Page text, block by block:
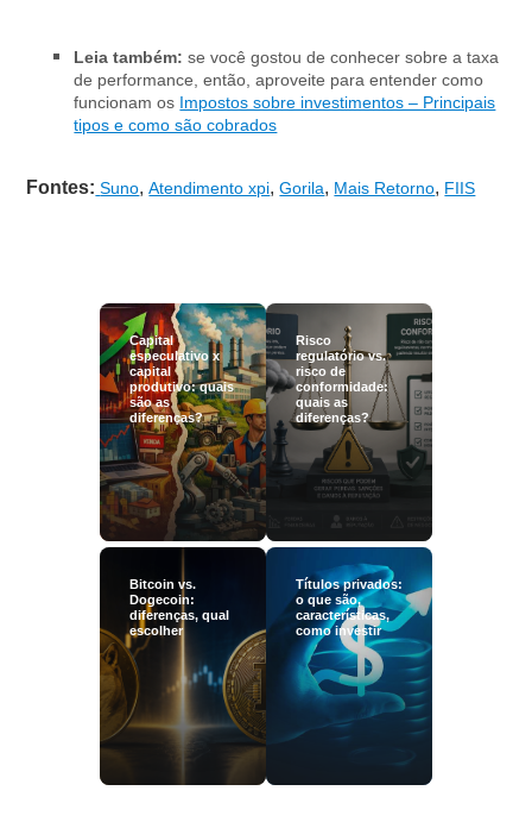
Leia também: se você gostou de conhecer sobre a taxa
de performance, então, aproveite para entender como
funcionam os Impostos sobre investimentos – Principais
tipos e como são cobrados
Fontes: Suno, Atendimento xpi,Gorila, Mais Retorno, FIIS
Capital
especulativo x
capital
produtivo: quais
são as
diferenças?
Risco
regulatório vs.
risco de
conformidade:
quais as
diferenças?
Bitcoin vs.
Dogecoin:
diferenças, qual
escolher
Títulos privados:
o que são,
características,
como investir